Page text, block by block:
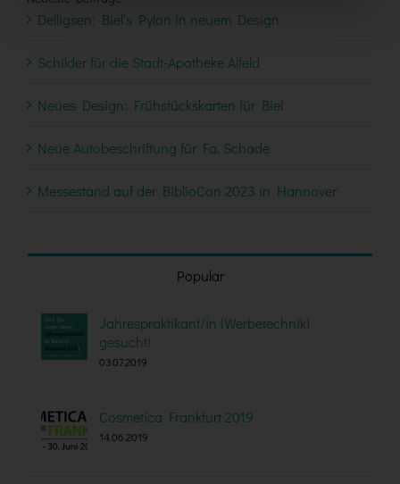
Delligsen: Biel’s Pylon in neuem Design
Schilder für die Stadt-Apotheke Alfeld
Neues Design: Frühstückskarten für Biel
Neue Autobeschriftung für Fa. Schade
Messestand auf der BiblioCon 2023 in Hannover
Popular
Jahrespraktikant/in (Werbetechnik)
gesucht!
03.07.2019
Cosmetica Frankfurt 2019
14.06.2019